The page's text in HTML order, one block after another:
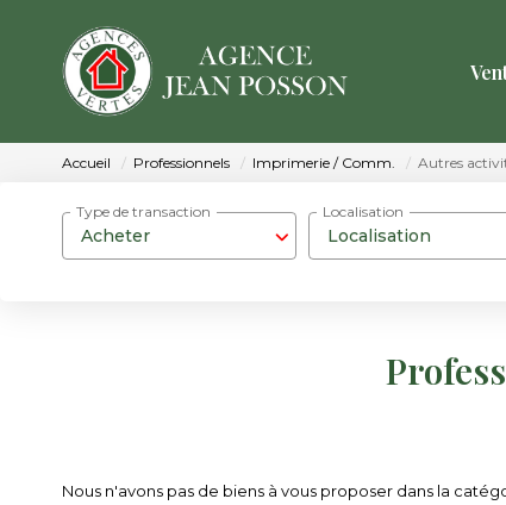
Accueil Professionnels Imprimerie / Comm. Autres
Acheter
Type de transaction
Localisation
Localisation
Nous n'avons pas de biens à vous proposer dans la